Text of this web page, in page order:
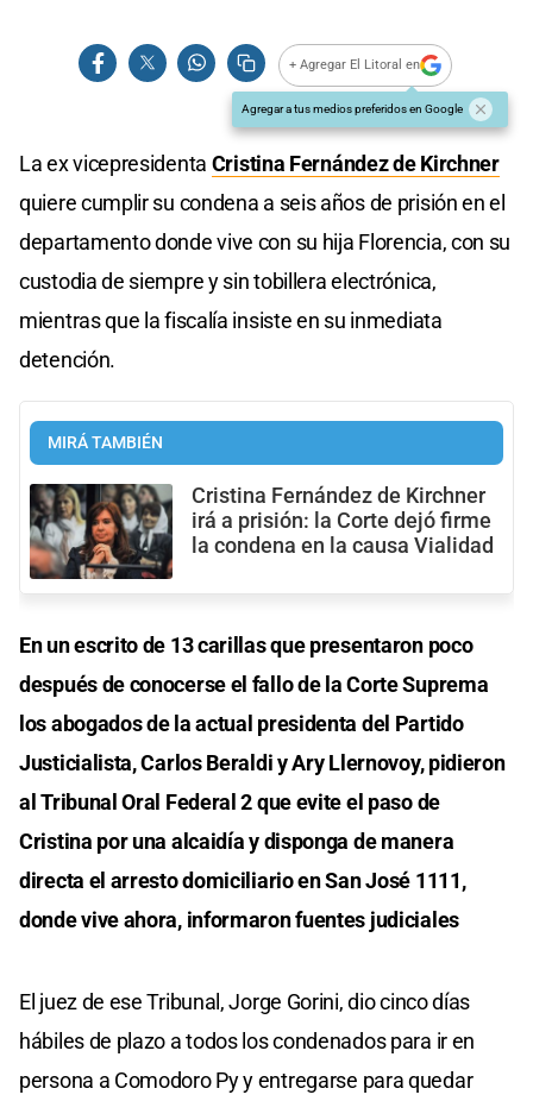
+ Agregar El Litoral en
Agregar a tus medios preferidos en Google
La ex vicepresidenta Cristina Fernández de Kirchner
quiere cumplir su condena a seis años de prisión en el
departamento donde vive con su hija Florencia, con su
custodia de siempre y sin tobillera electrónica,
mientras que la fiscalía insiste en su inmediata
detención.
MIRÁ TAMBIÉN
Cristina Fernández de Kirchner
irá a prisión: la Corte dejó firme
la condena en la causa Vialidad
En un escrito de 13 carillas que presentaron poco
después de conocerse el fallo de la Corte Suprema
los abogados de la actual presidenta del Partido
Justicialista, Carlos Beraldi y Ary Llernovoy, pidieron
al Tribunal Oral Federal 2 que evite el paso de
Cristina por una alcaidía y disponga de manera
directa el arresto domiciliario en San José 1111,
donde vive ahora, informaron fuentes judiciales
El juez de ese Tribunal, Jorge Gorini, dio cinco días
hábiles de plazo a todos los condenados para ir en
persona a Comodoro Py y entregarse para quedar